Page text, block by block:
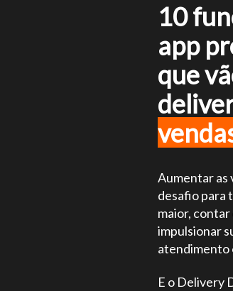
10
app
que
Aumentar as
desafio para
maior, contar
impulsionar
atendimento
E o Delivery